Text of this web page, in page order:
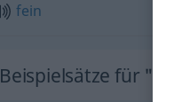
fein
Beispielsätze für